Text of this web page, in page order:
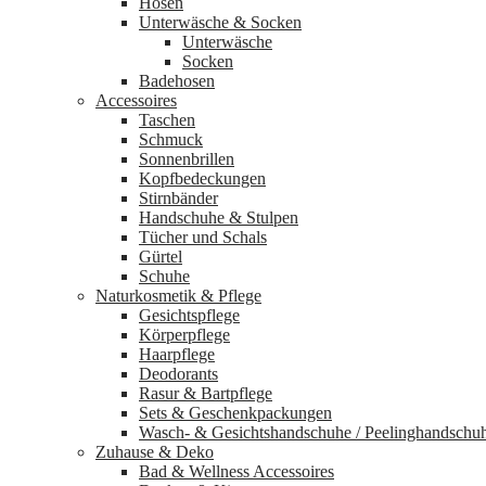
Unterwäsche & Socken
Unterwäsche
Socken
Badehosen
Accessoires
Taschen
Schmuck
Sonnenbrillen
Kopfbedeckungen
Stirnbänder
Handschuhe & Stulpen
Tücher und Schals
Gürtel
Schuhe
Naturkosmetik & Pflege
Gesichtspflege
Körperpflege
Haarpflege
Deodorants
Rasur & Bartpflege
Sets & Geschenkpackungen
Wasch‑ & Gesichtshandschuhe /
Zuhause & Deko
Bad & Wellness Accessoires